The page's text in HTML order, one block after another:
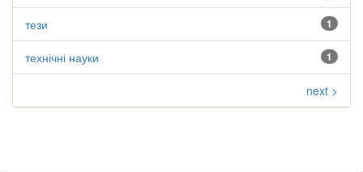
1
тези
1
технічні науки
next >